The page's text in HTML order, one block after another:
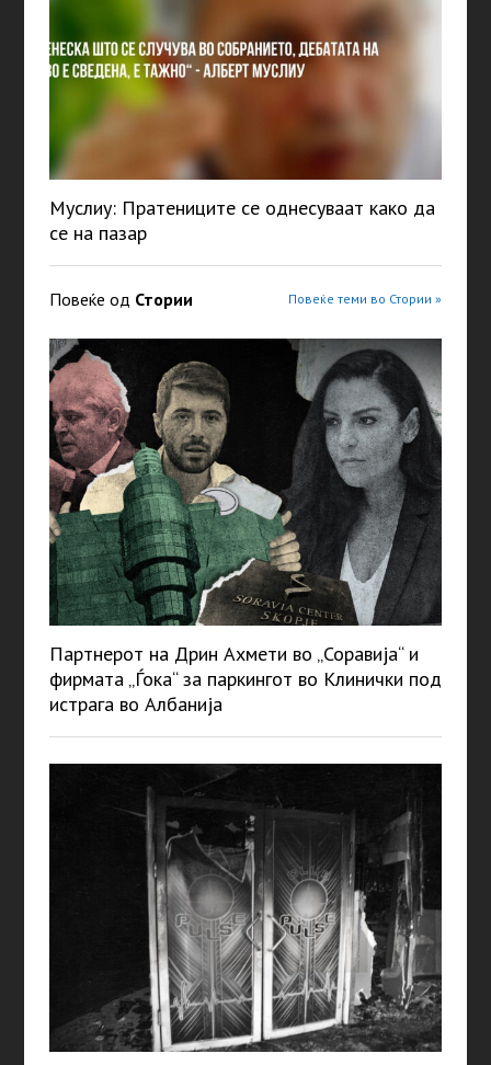
Муслиу: Пратениците се однесуваат како да
се на пазар
Повеќе од Стории Повеќе теми во Стории »
Партнерот на Дрин Ахмети во „Соравија“ и
фирмата „Ѓока“ за паркингот во Клинички под
истрага во Албанија